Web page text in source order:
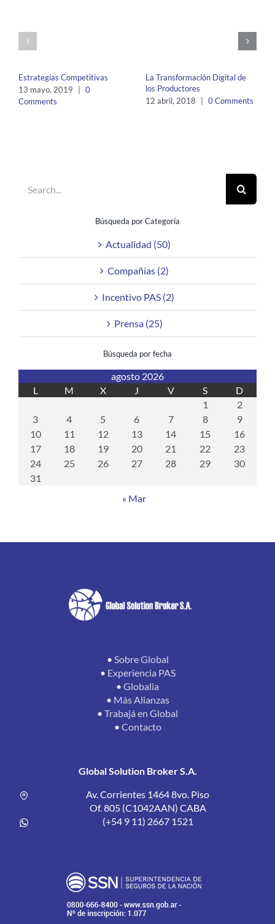
Estrategias Competitivas
13 mayo, 2019
0
Comments
La Transformación Digital de
los Productores
12 abril, 2018
0 Comments
for:
Búsqueda por Categoría
Actualidad (50)
Compañías (2)
Incentivo PAS (2)
Prensa (25)
Búsqueda por fecha
agosto 2026
L
M X J V S
D
1
2
3
4 5 6 7 8
9
10
11 12 13 14 15
16
17
18 19 20 21 22
23
24
25 26 27 28 29
30
31
« Mar
• Sobre Global
• Experiencia PAS
• Globalia
• Más Alianzas
• Trabajá en Global
• Contacto
Global Solution Broker S.A.
Av. Corrientes 1464 8vo. Piso
Of. 805 (C1042AAN) CABA
(+54 9 11) 2667 1521